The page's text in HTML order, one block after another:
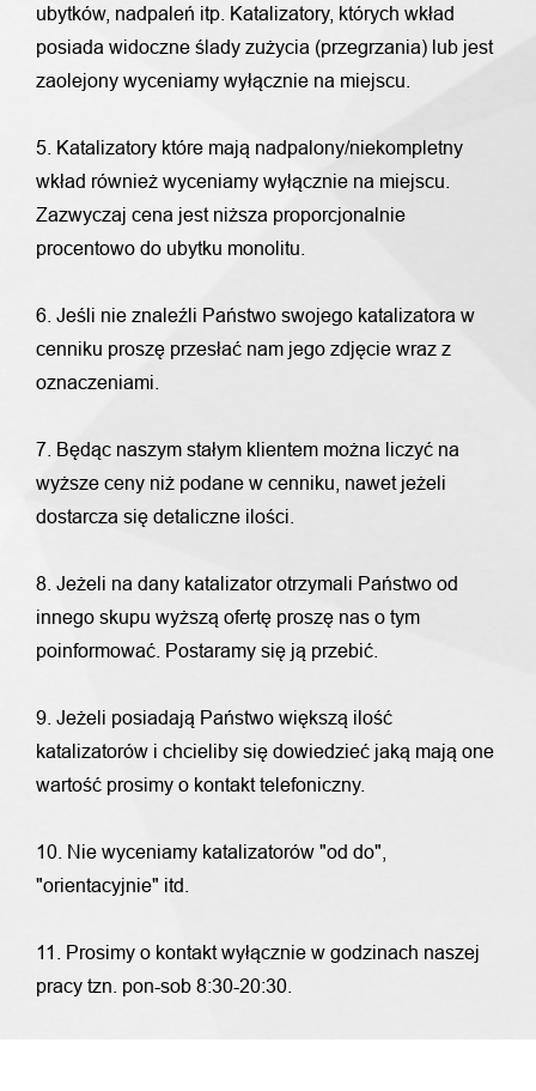
ubytków, nadpaleń itp. Katalizatory, których wkład
posiada widoczne ślady zużycia (przegrzania) lub jest
zaolejony wyceniamy wyłącznie na miejscu.
5. Katalizatory które mają nadpalony/niekompletny
wkład również wyceniamy wyłącznie na miejscu.
Zazwyczaj cena jest niższa proporcjonalnie
procentowo do ubytku monolitu.
6. Jeśli nie znaleźli Państwo swojego katalizatora w
cenniku proszę przesłać nam jego zdjęcie wraz z
oznaczeniami.
7. Będąc naszym stałym klientem można liczyć na
wyższe ceny niż podane w cenniku, nawet jeżeli
dostarcza się detaliczne ilości.
8. Jeżeli na dany katalizator otrzymali Państwo od
innego skupu wyższą ofertę proszę nas o tym
poinformować. Postaramy się ją przebić.
9. Jeżeli posiadają Państwo większą ilość
katalizatorów i chcieliby się dowiedzieć jaką mają one
wartość prosimy o kontakt telefoniczny.
10. Nie wyceniamy katalizatorów "od do",
"orientacyjnie" itd.
11. Prosimy o kontakt wyłącznie w godzinach naszej
pracy tzn. pon-sob 8:30-20:30.